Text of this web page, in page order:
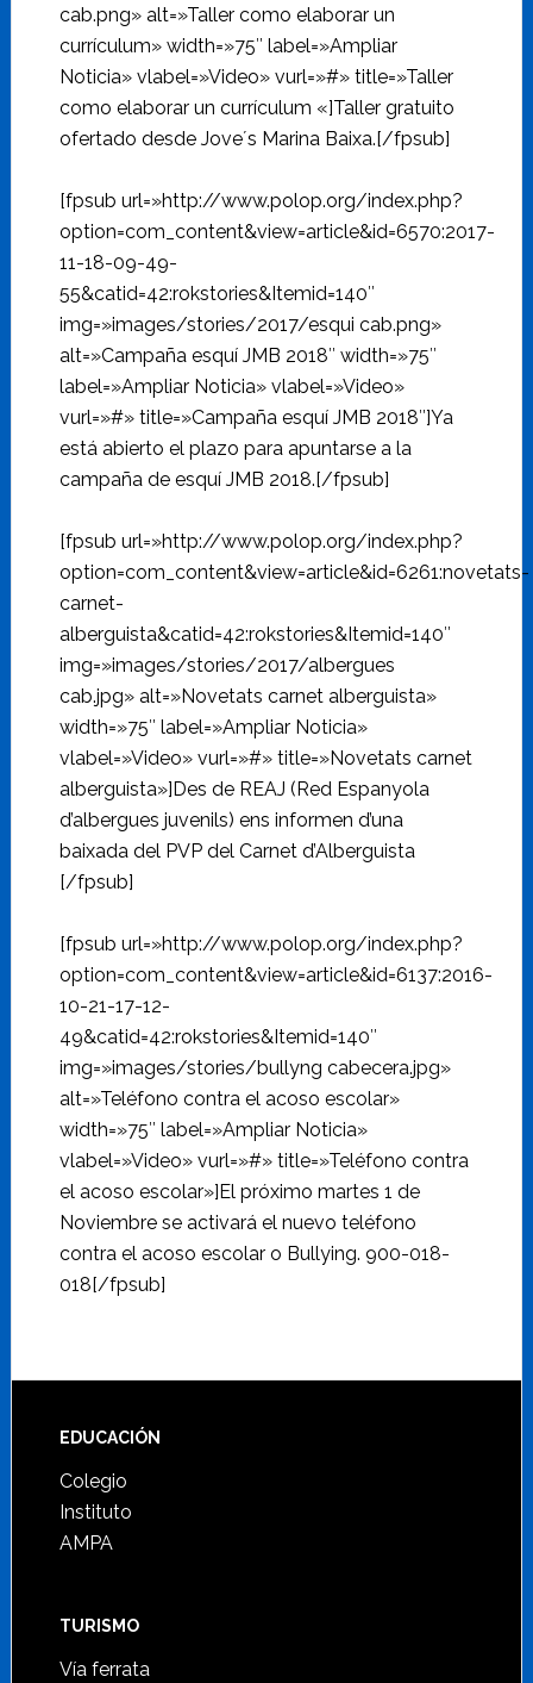
cab.png» alt=»Taller como elaborar un
currículum» width=»75″ label=»Ampliar
Noticia» vlabel=»Video» vurl=»#» title=»Taller
como elaborar un currículum «]Taller gratuito
ofertado desde Jove´s Marina Baixa.[/fpsub]
[fpsub url=»http://www.polop.org/index.php?
option=com_content&view=article&id=6570:2017-
11-18-09-49-
55&catid=42:rokstories&Itemid=140″
img=»images/stories/2017/esqui cab.png»
alt=»Campaña esquí JMB 2018″ width=»75″
label=»Ampliar Noticia» vlabel=»Video»
vurl=»#» title=»Campaña esquí JMB 2018″]Ya
está abierto el plazo para apuntarse a la
campaña de esquí JMB 2018.[/fpsub]
[fpsub url=»http://www.polop.org/index.php?
option=com_content&view=article&id=6261:novetats-
carnet-
alberguista&catid=42:rokstories&Itemid=140″
img=»images/stories/2017/albergues
cab.jpg» alt=»Novetats carnet alberguista»
width=»75″ label=»Ampliar Noticia»
vlabel=»Video» vurl=»#» title=»Novetats carnet
alberguista»]Des de REAJ (Red Espanyola
d’albergues juvenils) ens informen d’una
baixada del PVP del Carnet d’Alberguista
[/fpsub]
[fpsub url=»http://www.polop.org/index.php?
option=com_content&view=article&id=6137:2016-
10-21-17-12-
49&catid=42:rokstories&Itemid=140″
img=»images/stories/bullyng cabecera.jpg»
alt=»Teléfono contra el acoso escolar»
width=»75″ label=»Ampliar Noticia»
vlabel=»Video» vurl=»#» title=»Teléfono contra
el acoso escolar»]El próximo martes 1 de
Noviembre se activará el nuevo teléfono
contra el acoso escolar o Bullying. 900-018-
018[/fpsub]
Footer
EDUCACIÓN
Colegio
Instituto
AMPA
TURISMO
Vía ferrata